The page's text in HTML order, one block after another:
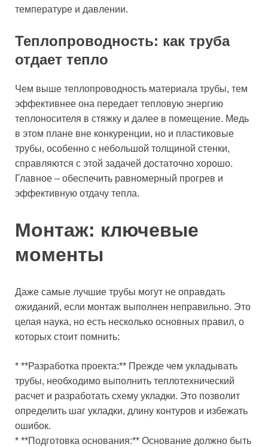
температуре и давлении.
Теплопроводность: как труба
отдает тепло
Чем выше теплопроводность материала трубы, тем
эффективнее она передает тепловую энергию
теплоносителя в стяжку и далее в помещение. Медь
в этом плане вне конкуренции, но и пластиковые
трубы, особенно с небольшой толщиной стенки,
справляются с этой задачей достаточно хорошо.
Главное – обеспечить равномерный прогрев и
эффективную отдачу тепла.
Монтаж: ключевые
моменты
Даже самые лучшие трубы могут не оправдать
ожиданий, если монтаж выполнен неправильно. Это
целая наука, но есть несколько основных правил, о
которых стоит помнить:
* **Разработка проекта:** Прежде чем укладывать
трубы, необходимо выполнить теплотехнический
расчет и разработать схему укладки. Это позволит
определить шаг укладки, длину контуров и избежать
ошибок.
* **Подготовка основания:** Основание должно быть